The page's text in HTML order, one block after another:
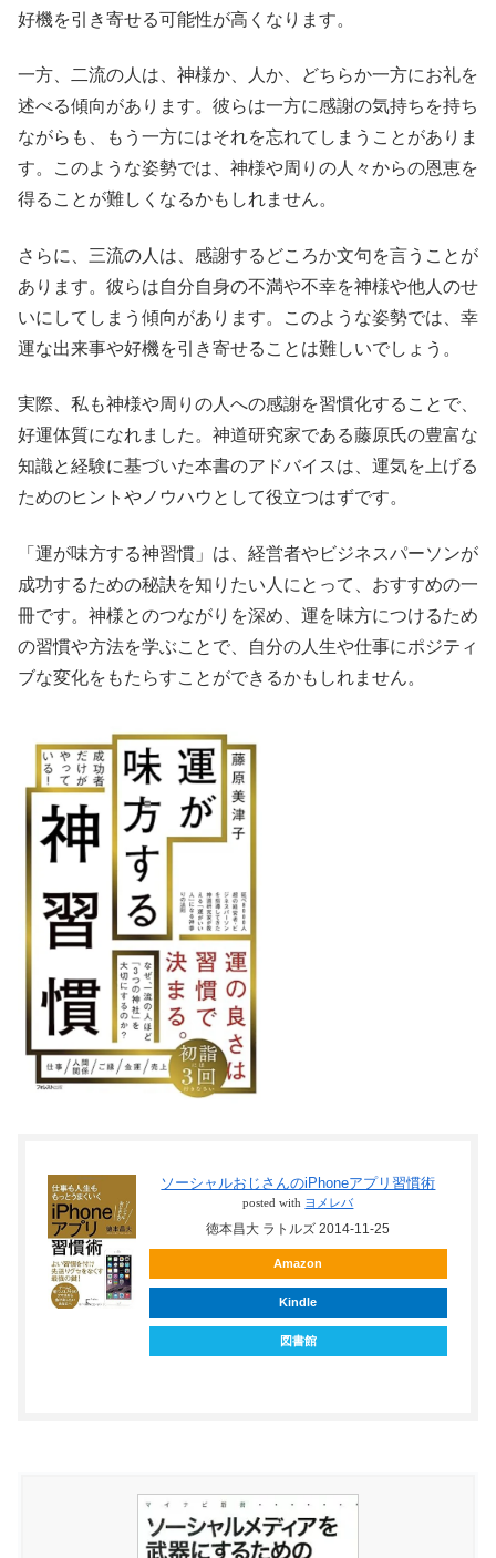
好機を引き寄せる可能性が高くなります。
一方、二流の人は、神様か、人か、どちらか一方にお礼を
述べる傾向があります。彼らは一方に感謝の気持ちを持ち
ながらも、もう一方にはそれを忘れてしまうことがありま
す。このような姿勢では、神様や周りの人々からの恩恵を
得ることが難しくなるかもしれません。
さらに、三流の人は、感謝するどころか文句を言うことが
あります。彼らは自分自身の不満や不幸を神様や他人のせ
いにしてしまう傾向があります。このような姿勢では、幸
運な出来事や好機を引き寄せることは難しいでしょう。
実際、私も神様や周りの人への感謝を習慣化することで、
好運体質になれました。神道研究家である藤原氏の豊富な
知識と経験に基づいた本書のアドバイスは、運気を上げる
ためのヒントやノウハウとして役立つはずです。
「運が味方する神習慣」は、経営者やビジネスパーソンが
成功するための秘訣を知りたい人にとって、おすすめの一
冊です。神様とのつながりを深め、運を味方につけるため
の習慣や方法を学ぶことで、自分の人生や仕事にポジティ
ブな変化をもたらすことができるかもしれません。
ソーシャルおじさんのiPhoneアプリ習慣術
posted with ヨメレバ
徳本昌大 ラトルズ 2014-11-25
Amazon
Kindle
図書館